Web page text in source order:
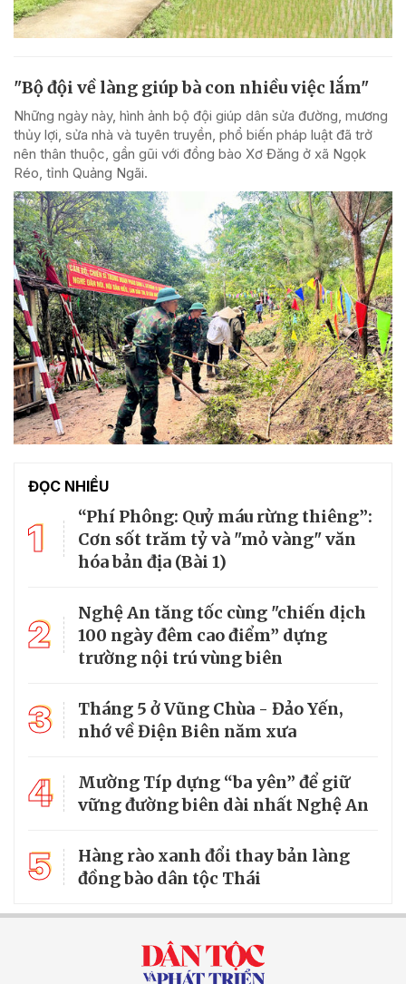
"Bộ đội về làng giúp bà con nhiều việc lắm"
Những ngày này, hình ảnh bộ đội giúp dân sửa đường, mương
thủy lợi, sửa nhà và tuyên truyền, phổ biến pháp luật đã trở
nên thân thuộc, gần gũi với đồng bào Xơ Đăng ở xã Ngọk
Réo, tỉnh Quảng Ngãi.
ĐỌC NHIỀU
1
“Phí Phông: Quỷ máu rừng thiêng”:
Cơn sốt trăm tỷ và "mỏ vàng" văn
hóa bản địa (Bài 1)
2
Nghệ An tăng tốc cùng "chiến dịch
100 ngày đêm cao điểm” dựng
trường nội trú vùng biên
3
Tháng 5 ở Vũng Chùa - Đảo Yến,
nhớ về Điện Biên năm xưa
4
Mường Típ dựng “ba yên” để giữ
vững đường biên dài nhất Nghệ An
5
Hàng rào xanh đổi thay bản làng
đồng bào dân tộc Thái